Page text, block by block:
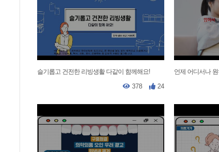
슬기롭고 건전한 리빙생활 다같이 함께해요!
378
24
언제 어디서나